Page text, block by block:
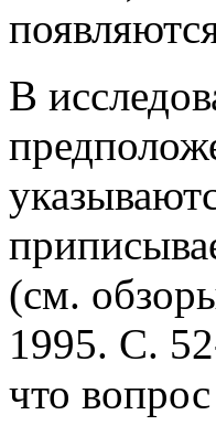
В
(см.
1995. С.
что